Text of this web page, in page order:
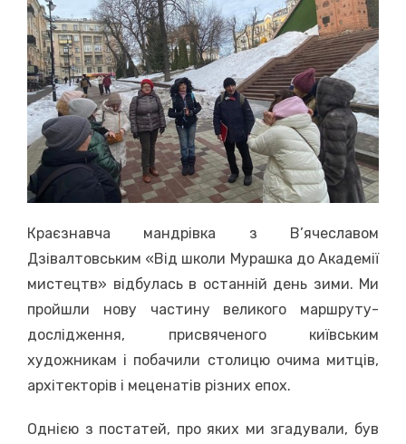
Краєзнавча мандрівка з В’ячеславом
Дзівалтовським «Від школи Мурашка до Академії
мистецтв» відбулась в останній день зими. Ми
пройшли нову частину великого маршруту-
дослідження, присвяченого київським
художникам і побачили столицю очима митців,
архітекторів і меценатів різних епох.
Однією з постатей, про яких ми згадували, був